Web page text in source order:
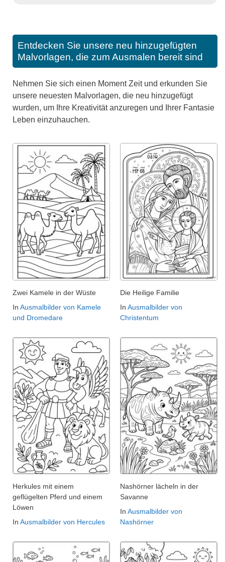
Entdecken Sie unsere neu hinzugefügten
Malvorlagen, die zum Ausmalen bereit sind
Nehmen Sie sich einen Moment Zeit und erkunden Sie
unsere neuesten Malvorlagen, die neu hinzugefügt
wurden, um Ihre Kreativität anzuregen und Ihrer Fantasie
Leben einzuhauchen.
Zwei Kamele in der Wüste
In Ausmalbilder von Kamele
und Dromedare
Die Heilige Familie
In Ausmalbilder von
Christentum
Herkules mit einem
geflügelten Pferd und einem
Löwen
In Ausmalbilder von Hercules
Nashörner lächeln in der
Savanne
In Ausmalbilder von
Nashörner